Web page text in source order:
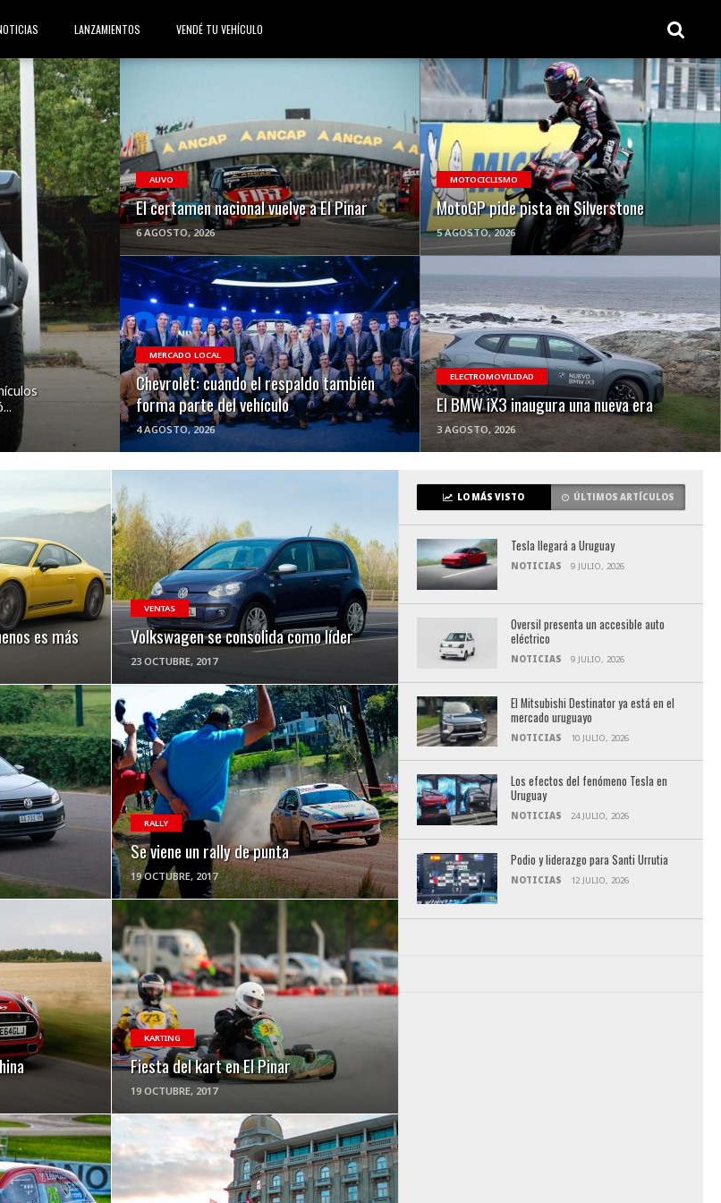
LANZAMIENTOS VENDÉ TU VEHÍCULO
AUVO
El certamen nacional vuelve a El Pinar
6 AGOSTO, 2026
VER NOTA
MOTOCICLISMO
MotoGP pide pista en Silverstone
5 AGOSTO, 2026
VER NOTA
MERCADO LOCAL
Chevrolet: cuando el respaldo también
forma parte del vehículo
4 AGOSTO, 2026
VER NOTA
ELECTROMOVILIDAD
El BMW iX3 inaugura una nueva era
3 AGOSTO, 2026
VER NOTA
LO MÁS VISTO ÚLTIMOS ARTÍCULOS
Tesla llegará a Uruguay
NOTICIAS 9 JULIO, 2026
Oversil presenta un accesible auto
eléctrico
NOTICIAS 9 JULIO, 2026
El Mitsubishi Destinator ya está en el
mercado uruguayo
NOTICIAS 10 JULIO, 2026
Los efectos del fenómeno Tesla en
Uruguay
NOTICIAS 24 JULIO, 2026
Podio y liderazgo para Santi Urrutia
NOTICIAS 12 JULIO, 2026
es más
VENTAS
Volkswagen se consolida como líder
23 OCTUBRE, 2017
VER NOTA
RALLY
Se viene un rally de punta
19 OCTUBRE, 2017
VER NOTA
KARTING
Fiesta del kart en El Pinar
19 OCTUBRE, 2017
VER NOTA